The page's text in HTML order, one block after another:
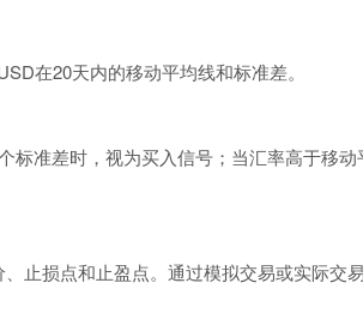
在20天内的移动平均线和标准差。
标准差时，视为买入信号；当汇率高于移动
止损点和止盈点。通过模拟交易或实际交